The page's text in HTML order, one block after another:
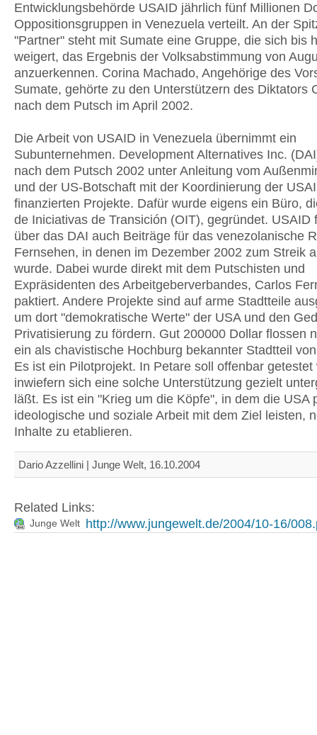
Entwicklungsbehörde USAID jährlich fünf Millionen
Oppositionsgruppen in Venezuela verteilt. An der
"Partner" steht mit Sumate eine Gruppe, die sich bis
weigert, das Ergebnis der Volksabstimmung von
anzuerkennen. Corina Machado, Angehörige des
Sumate, gehörte zu den Unterstützern des Diktators
nach dem Putsch im April 2002.
Die Arbeit von USAID in Venezuela übernimmt ein
Subunternehmen. Development Alternatives Inc.
nach dem Putsch 2002 unter Anleitung vom
und der US-Botschaft mit der Koordinierung der
finanzierten Projekte. Dafür wurde eigens ein Büro,
de Iniciativas de Transición (OIT), gegründet. USAID
über das DAI auch Beiträge für das venezolanische
Fernsehen, in denen im Dezember 2002 zum Streik
wurde. Dabei wurde direkt mit dem Putschisten und
Expräsidenten des Arbeitgeberverbandes, Carlos
paktiert. Andere Projekte sind auf arme Stadtteile
um dort "demokratische Werte" der USA und den
Privatisierung zu fördern. Gut 200000 Dollar flossen
ein als chavistische Hochburg bekannter Stadtteil
Es ist ein Pilotprojekt. In Petare soll offenbar getestet
inwiefern sich eine solche Unterstützung gezielt
läßt. Es ist ein "Krieg um die Köpfe", in dem die USA
ideologische und soziale Arbeit mit dem Ziel leisten,
Inhalte zu etablieren.
Dario Azzellini | Junge Welt, 16.10.2004
Related Links:
Junge Welt http://www.jungewelt.de/2004/10-16/